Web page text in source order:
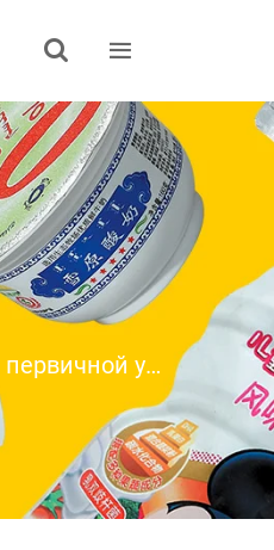
 
упаковки